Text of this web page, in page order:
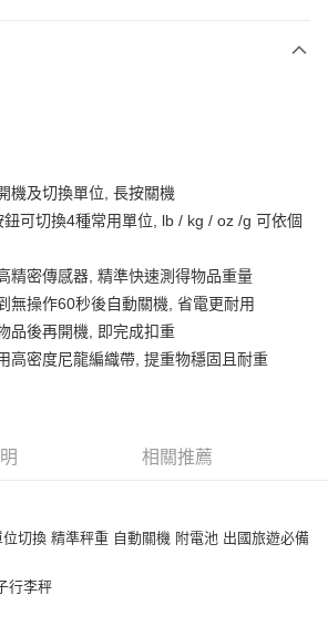
機及切換單位, 長按關機
可切換4種常用單位, lb / kg / oz /g 可依個
精密傳感器, 精準快速測得物品重量
無操作60秒後自動關機, 省電更耐用
品後再開機, 即完成扣重
高密度尼龍編織帶, 提重物穩固且耐重
相關推薦
切換 精準秤重 自動關機 附電池 出國旅遊必備
行李秤